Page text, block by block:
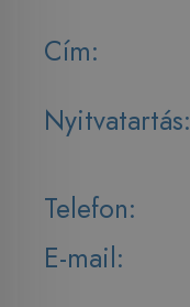
Cím:
Nyitvatartás:
Telefon:
E-mail: